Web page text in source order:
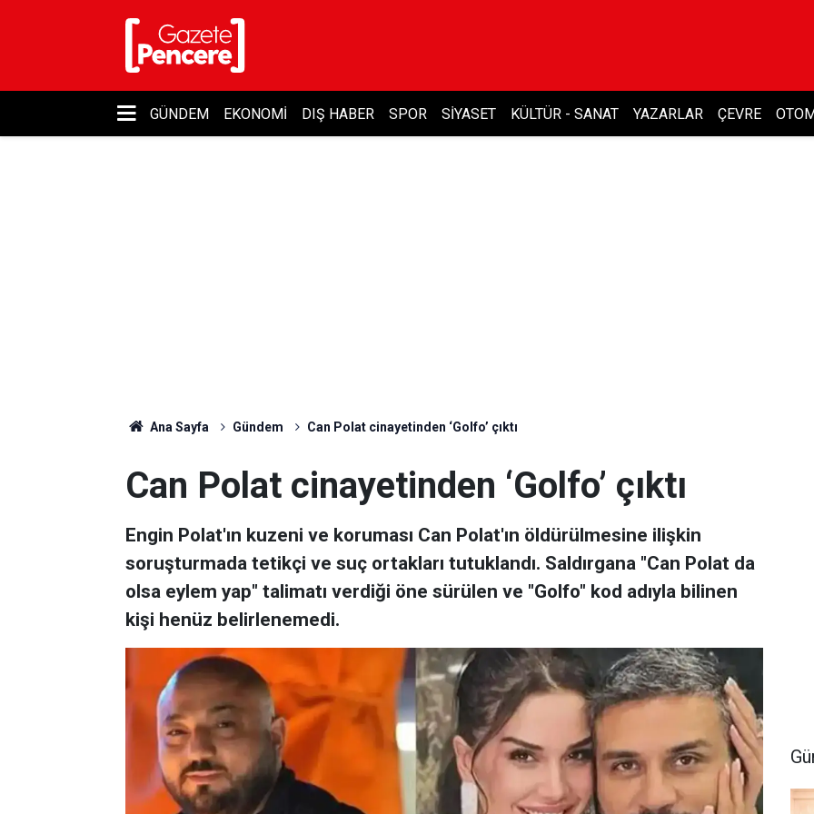
GÜNDEM EKONOMI DIŞ HABER SPOR SIYASET KÜLTÜR - SANAT YAZARLAR ÇEVRE
Ana Sayfa Gündem Can Polat cinayetinden ‘Golfo’ çıktı
Can Polat cinayetinden ‘Golfo’ çıktı
Engin Polat'ın kuzeni ve koruması Can Polat'ın öldürülmesine ilişkin
soruşturmada tetikçi ve suç ortakları tutuklandı. Saldırgana "Can Polat da
olsa eylem yap" talimatı verdiği öne sürülen ve "Golfo" kod adıyla bilinen
kişi henüz belirlenemedi.